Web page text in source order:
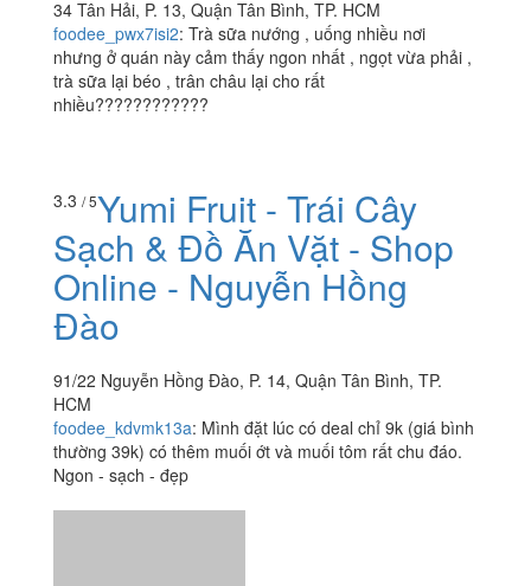
34 Tân Hải, P. 13, Quận Tân Bình, TP. HCM
foodee_pwx7isi2: Trà sữa nướng , uống nhiều nơi
nhưng ở quán này cảm thấy ngon nhất , ngọt vừa phải ,
trà sữa lại béo , trân châu lại cho rất
nhiều????????????
3.3 / 5Yumi Fruit - Trái Cây
Sạch & Đồ Ăn Vặt - Shop
Online - Nguyễn Hồng
Đào
91/22 Nguyễn Hồng Đào, P. 14, Quận Tân Bình, TP.
HCM
foodee_kdvmk13a: Mình đặt lúc có deal chỉ 9k (giá bình
thường 39k) có thêm muối ớt và muối tôm rất chu đáo.
Ngon - sạch - đẹp